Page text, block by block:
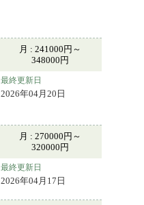
月 : 241000円～
348000円
最終更新日
2026年04月20日
月 : 270000円～
320000円
最終更新日
2026年04月17日